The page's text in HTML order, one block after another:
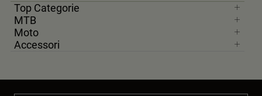
Top Categorie
MTB
Moto
Accessori